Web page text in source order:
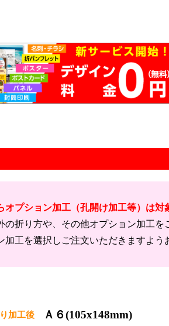
オプション加工（孔開け加工等）は対
の折り方や、その他オプション加工を
加工を選択しご注文いただきますよう
Ａ６(105x148mm)